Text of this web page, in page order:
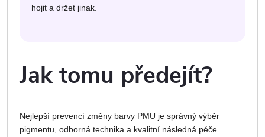
hojit a držet jinak.
Jak tomu předejít?
Nejlepší prevencí změny barvy PMU je správný výběr
pigmentu, odborná technika a kvalitní následná péče.